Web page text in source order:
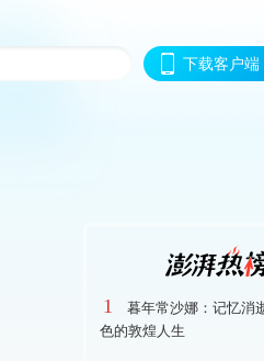
下载客户端
1
暮年常沙娜：记忆消
色的敦煌人生